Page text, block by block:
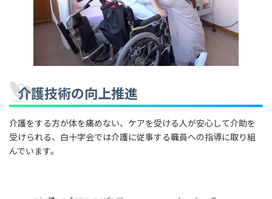
介護技術の向上推進
介護をする方が体を痛めない、ケアを受ける人が安心して介助を
受けられる、白十字会では介護に従事する職員への指導に取り組
んでいます。